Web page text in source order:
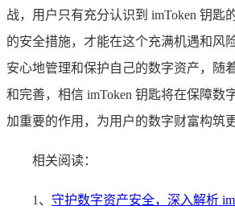
战，用户只有充分认识到 imToken 钥匙
的安全措施，才能在这个充满机遇和风
安心地管理和保护自己的数字资产，随
和完善，相信 imToken 钥匙将在保障数
加重要的作用，为用户的数字财富构筑
相关阅读：
1、 守护数字资产安全，深入解析